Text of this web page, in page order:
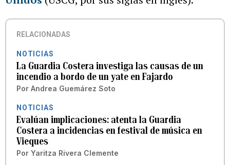
RELACIONADAS
NOTICIAS
La Guardia Costera investiga las causas de un
incendio a bordo de un yate en Fajardo
Por Andrea Guemárez Soto
NOTICIAS
Evalúan implicaciones: atenta la Guardia
Costera a incidencias en festival de música en
Vieques
Por Yaritza Rivera Clemente